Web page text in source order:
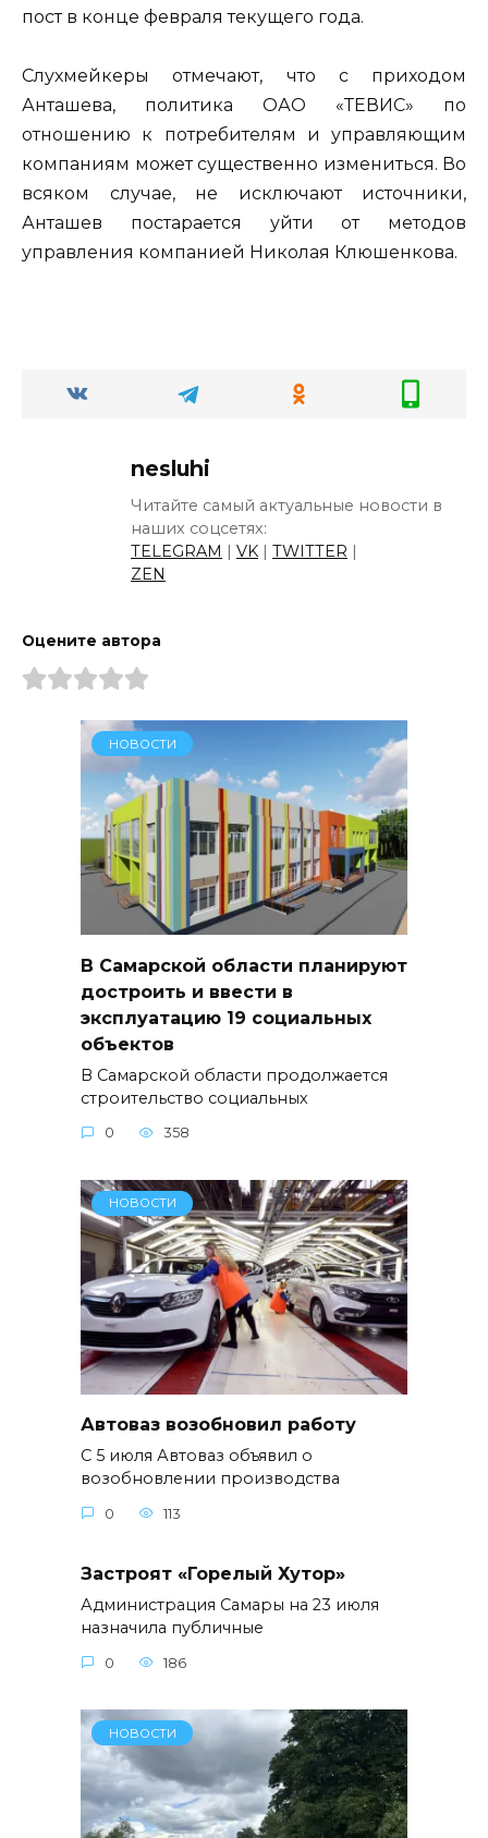
пост в конце февраля текущего года.
Слухмейкеры отмечают, что с приходом
Анташева, политика ОАО «ТЕВИС» по
отношению к потребителям и управляющим
компаниям может существенно измениться. Во
всяком случае, не исключают источники,
Анташев постарается уйти от методов
управления компанией Николая Клюшенкова.
nesluhi
Читайте самый актуальные новости в
наших соцсетях:
TELEGRAM
VK TWITTER
ZEN
Оцените автора
НОВОСТИ
В Самарской области планируют
достроить и ввести в
эксплуатацию 19 социальных
объектов
В Самарской области продолжается
строительство социальных
0 358
НОВОСТИ
Автоваз возобновил работу
С 5 июля Автоваз объявил о
возобновлении производства
0 113
Застроят «Горелый Хутор»
Администрация Самары на 23 июля
назначила публичные
0 186
НОВОСТИ